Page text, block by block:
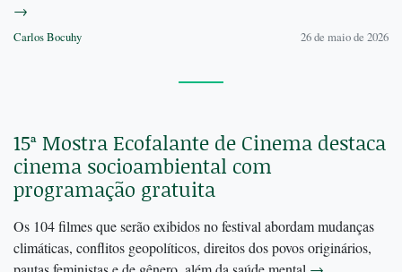
→
Carlos Bocuhy 26 de maio de 2026
15ª Mostra Ecofalante de Cinema destaca
cinema socioambiental com
programação gratuita
Os 104 filmes que serão exibidos no festival abordam mudanças
climáticas, conflitos geopolíticos, direitos dos povos originários,